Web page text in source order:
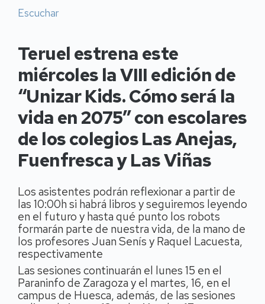
Escuchar
Teruel estrena este
miércoles la VIII edición de
“Unizar Kids. Cómo será la
vida en 2075” con escolares
de los colegios Las Anejas,
Fuenfresca y Las Viñas
Los asistentes podrán reflexionar a partir de
las 10:00h si habrá libros y seguiremos leyendo
en el futuro y hasta qué punto los robots
formarán parte de nuestra vida, de la mano de
los profesores Juan Senís y Raquel Lacuesta,
respectivamente
Las sesiones continuarán el lunes 15 en el
Paraninfo de Zaragoza y el martes, 16, en el
campus de Huesca, además, de las sesiones